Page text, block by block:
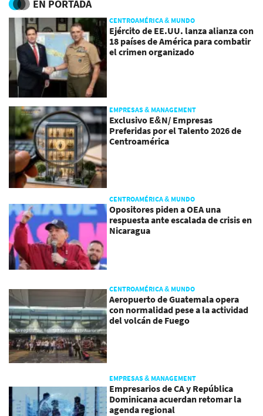
EN PORTADA
CENTROAMÉRICA & MUNDO
Ejército de EE.UU. lanza alianza con
18 países de América para combatir
el crimen organizado
EMPRESAS & MANAGEMENT
Exclusivo E&N/ Empresas
Preferidas por el Talento 2026 de
Centroamérica
CENTROAMÉRICA & MUNDO
Opositores piden a OEA una
respuesta ante escalada de crisis en
Nicaragua
CENTROAMÉRICA & MUNDO
Aeropuerto de Guatemala opera
con normalidad pese a la actividad
del volcán de Fuego
EMPRESAS & MANAGEMENT
Empresarios de CA y República
Dominicana acuerdan retomar la
agenda regional